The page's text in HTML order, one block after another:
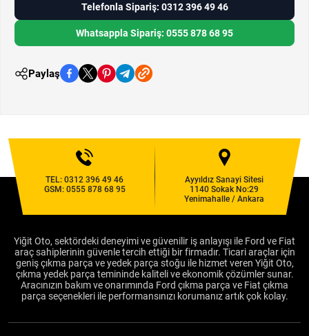
Telefonla Sipariş: 0312 396 49 46
Whatsappla Sipariş: 0555 878 68 95
Paylaş
TEL:0312 396 49 46
GSM: 0555 878 68 95
Ayyıldız Sanayi Sitesi
1140 Sokak No:29
Yenimahalle / Ankara
Yiğit Oto, sektördeki deneyimi ve güvenilir iş anlayışı ile Ford ve Fiat
araç sahiplerinin güvenle tercih ettiği bir firmadır. Ticari araçlar için
geniş çıkma parça ve yedek parça stoğu ile hizmet veren Yiğit Oto,
çıkma yedek parça temininde kaliteli ve ekonomik çözümler sunar.
Aracınızın bakım ve onarımında Ford çıkma parça ve Fiat çıkma
parça seçenekleri ile performansınızı korumanız artık çok kolay.